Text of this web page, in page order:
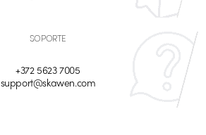
SOPORTE
+372 5623 7005
support@skawen.com